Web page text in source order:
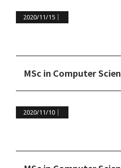
2020/11/15｜
2020/11/10｜